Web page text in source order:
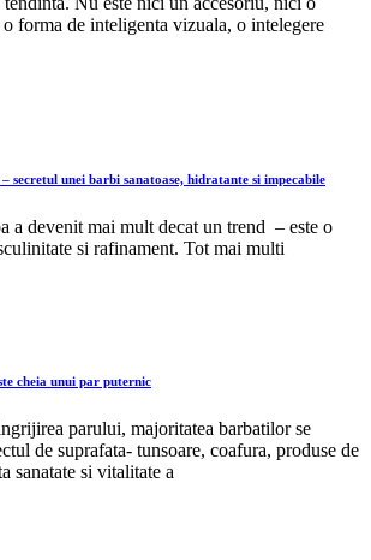
o forma de inteligenta vizuala, o intelegere
secretul unei barbi sanatoase, hidratante si impecabile
devenit mai mult decat un trend – este o
si rafinament. Tot mai multi
cheia unui par puternic
parului, majoritatea barbatilor se
de suprafata- tunsoare, coafura, produse de
sanatate si vitalitate a